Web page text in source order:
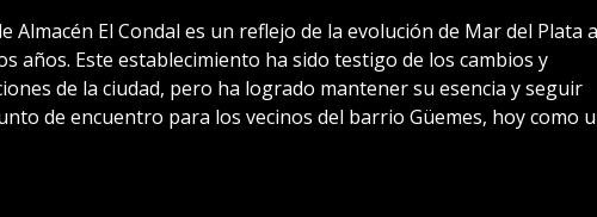
Almacén El Condal es un reflejo de la evolución de Mar del Plata a
años. Este establecimiento ha sido testigo de los cambios y
de la ciudad, pero ha logrado mantener su esencia y seguir
de encuentro para los vecinos del barrio Güemes, hoy como